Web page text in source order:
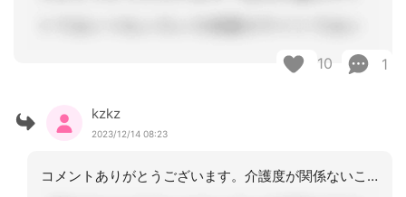
10 1
kzkz
2023/12/14 08:23
コメントありがとうございます。介護度が関係ないことは知りませんでした。ご指導いた